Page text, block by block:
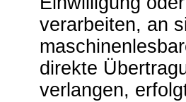
verarbeiten, an
direkte
verlangen,